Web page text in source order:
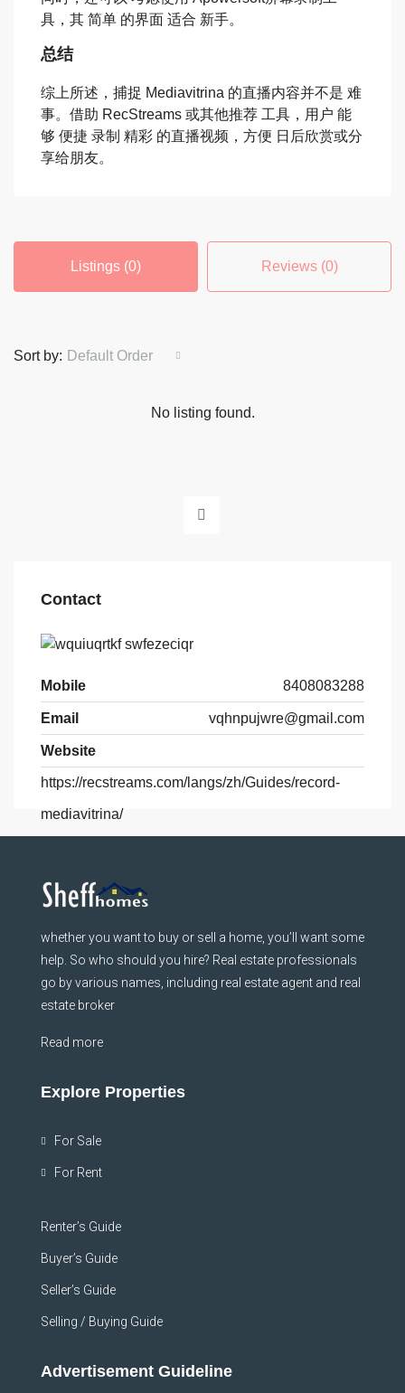
具，其 简单 的界面 适合 新手。
总结
综上所述，捕捉 Mediavitrina 的直播内容并不是 难
事。借助 RecStreams 或其他推荐 工具，用户 能
够 便捷 录制 精彩 的直播视频，方便 日后欣赏或分
享给朋友。
Listings (0) Reviews (0)
Sort by: Default Order
No listing found.
Contact
Mobile 8408083288
Email vqhnpujwre@gmail.com
Website
https://recstreams.com/langs/zh/Guides/record-
mediavitrina/
whether you want to buy or sell a home, you’ll want some
help. So who should you hire? Real estate professionals
go by various names, including real estate agent and real
estate broker
Read more
Explore Properties
For Sale
For Rent
Renter’s Guide
Buyer’s Guide
Seller’s Guide
Selling / Buying Guide
Advertisement Guideline